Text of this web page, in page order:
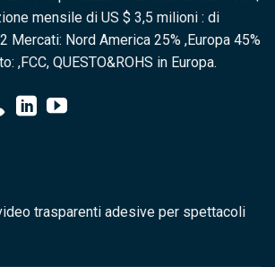
mensile di US $ 3,5 milioni : di
Mercati: Nord America 25% ,Europa 45%
,FCC, QUESTO&ROHS in Europa.
trasparenti adesive per spettacoli